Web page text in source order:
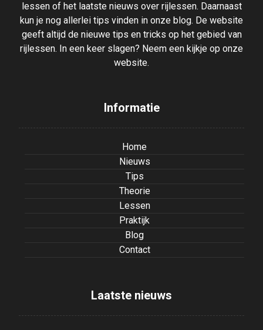
lessen of het laatste nieuws over rijlessen. Daarnaast
kun je nog allerlei tips vinden in onze blog. De website
geeft altijd de nieuwe tips en tricks op het gebied van
rijlessen. In een keer slagen? Neem een kijkje op onze
website.
Informatie
Home
Nieuws
Tips
Theorie
Lessen
Praktijk
Blog
Contact
Laatste nieuws